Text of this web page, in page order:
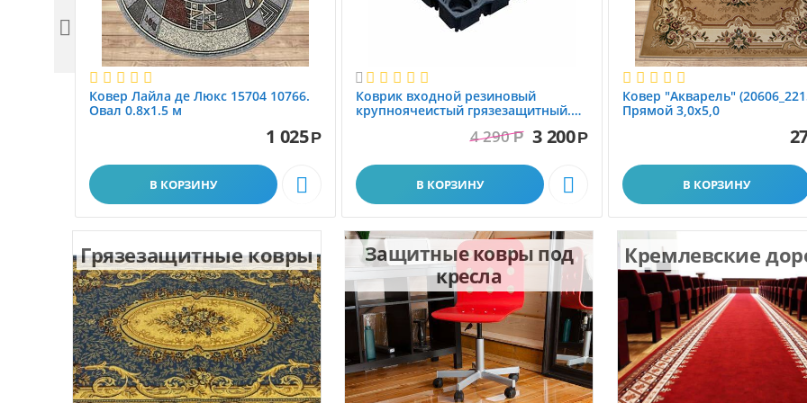
Ковер Лайла де Люкс 15704 10766.
Овал 0.8x1.5 м
1 025Р
В КОРЗИНУ 

Коврик вxодной резиновый
крупноячеистый грязезащитный.
4 290 Р 3 200Р
В КОРЗИНУ 
Ковер "Акварель"
Прямой 3,0х5,0
В КОРЗИНУ

Грязезащитные ковры
Защитные ковры под
кресла
Кремлевские